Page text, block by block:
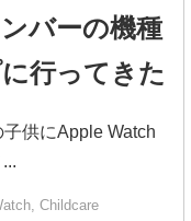
バーの機種
行ってきた
供にApple Watch
Childcare